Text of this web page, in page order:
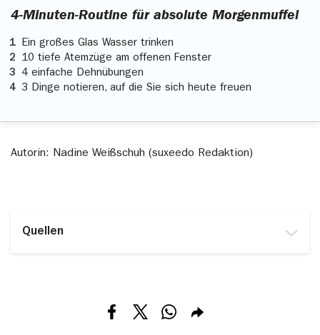
4-Minuten-Routine für absolute Morgenmuffel
Ein großes Glas Wasser trinken
10 tiefe Atemzüge am offenen Fenster
4 einfache Dehnübungen
3 Dinge notieren, auf die Sie sich heute freuen
Autorin: Nadine Weißschuh (suxeedo Redaktion)
Quellen
doi=10.1037%2Fhea0000510, abgerufen am
Teilen via Facebook
Teilen via XTeilen via Whatsapp
Teilen via E-mail